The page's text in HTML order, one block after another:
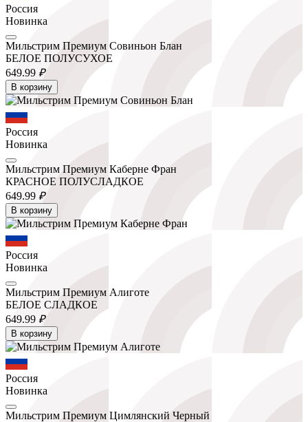
Россия
Новинка
Мильстрим Премиум Совиньон Блан
БЕЛОЕ ПОЛУСУХОЕ
649.99 ₽
В корзину
Россия
Новинка
Мильстрим Премиум Каберне Фран
КРАСНОЕ ПОЛУСЛАДКОЕ
649.99 ₽
В корзину
Россия
Новинка
Мильстрим Премиум Алиготе
БЕЛОЕ СЛАДКОЕ
649.99 ₽
В корзину
Россия
Новинка
Мильстрим Премиум Цимлянский Черный